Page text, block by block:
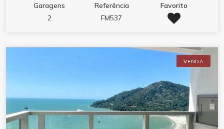
Garagens
2
Referência
FM537
Favorito
VENDA